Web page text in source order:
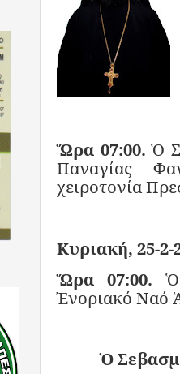
Ὥρα 07:00.Ὁ
Παναγίας
χειροτονία
Κυριακή, 25-2-
Ὥρα 07:00.
Ἐνοριακό Ναό
Ὁ